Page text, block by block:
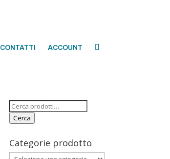
CONTATTI ACCOUNT
Cerca:
Cerca
Categorie prodotto